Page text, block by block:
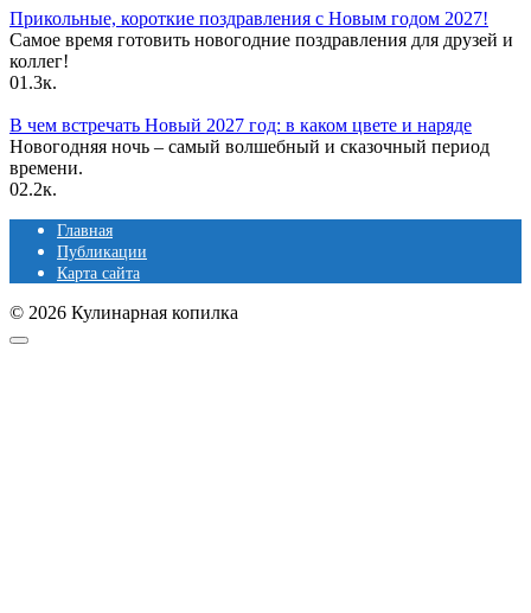
Прикольные, короткие поздравления с Новым годом 2027!
Самое время готовить новогодние поздравления для друзей и
коллег!
01.3к.
В чем встречать Новый 2027 год: в каком цвете и наряде
Новогодняя ночь – самый волшебный и сказочный период
времени.
02.2к.
Главная
Публикации
Карта сайта
© 2026 Кулинарная копилка